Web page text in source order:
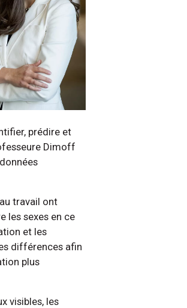
prédire et
Dimoff
travail ont
les sexes en ce
et les
différences afin
plus
visibles, les